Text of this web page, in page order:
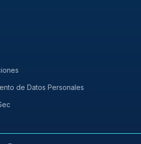
de Datos Personales